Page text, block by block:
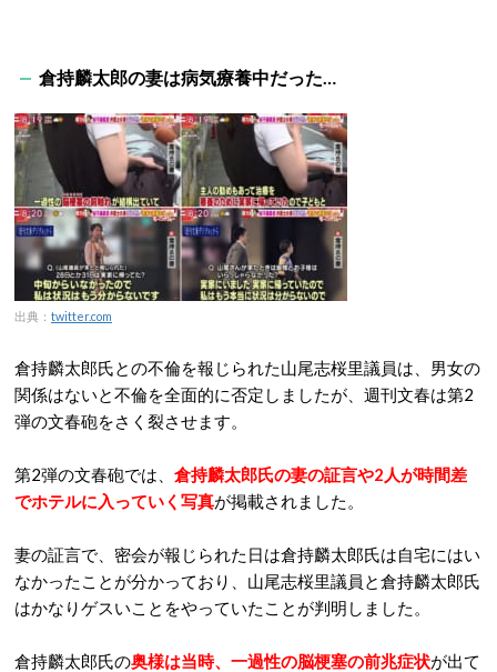
倉持麟太郎の妻は病気療養中だった…
出典： twitter.com
倉持麟太郎氏との不倫を報じられた山尾志桜里議員は、男女の
関係はないと不倫を全面的に否定しましたが、週刊文春は第2
弾の文春砲をさく裂させます。
第2弾の文春砲では、 倉持麟太郎氏の妻の証言や2人が時間差
でホテルに入っていく写真が掲載されました。
妻の証言で、密会が報じられた日は倉持麟太郎氏は自宅にはい
なかったことが分かっており、山尾志桜里議員と倉持麟太郎氏
はかなりゲスいことをやっていたことが判明しました。
倉持麟太郎氏の奥様は当時、一過性の脳梗塞の前兆症状が出て